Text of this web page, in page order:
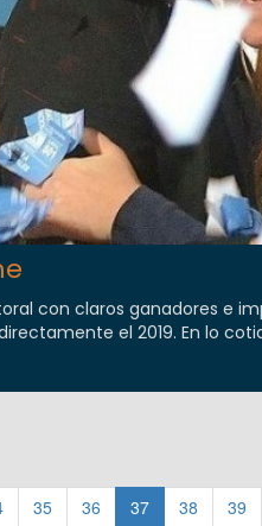
con claros ganadores e
el 2019. En lo
35 36 37 38 39